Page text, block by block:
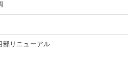
部リニューアル